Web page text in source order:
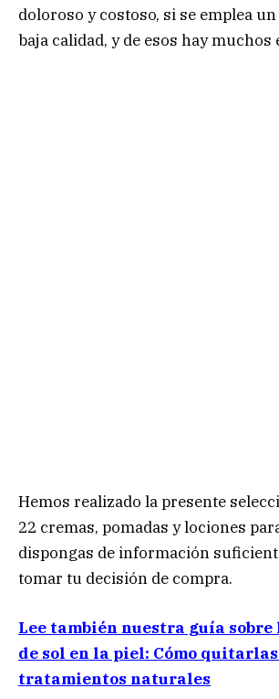
doloroso y costoso, si se emplea
baja calidad, y de esos hay muchos
Hemos realizado la presente
22 cremas, pomadas y lociones
dispongas de información
tomar tu decisión de compra.
Lee también nuestra guía sobre
de sol en la piel: Cómo
tratamientos naturales